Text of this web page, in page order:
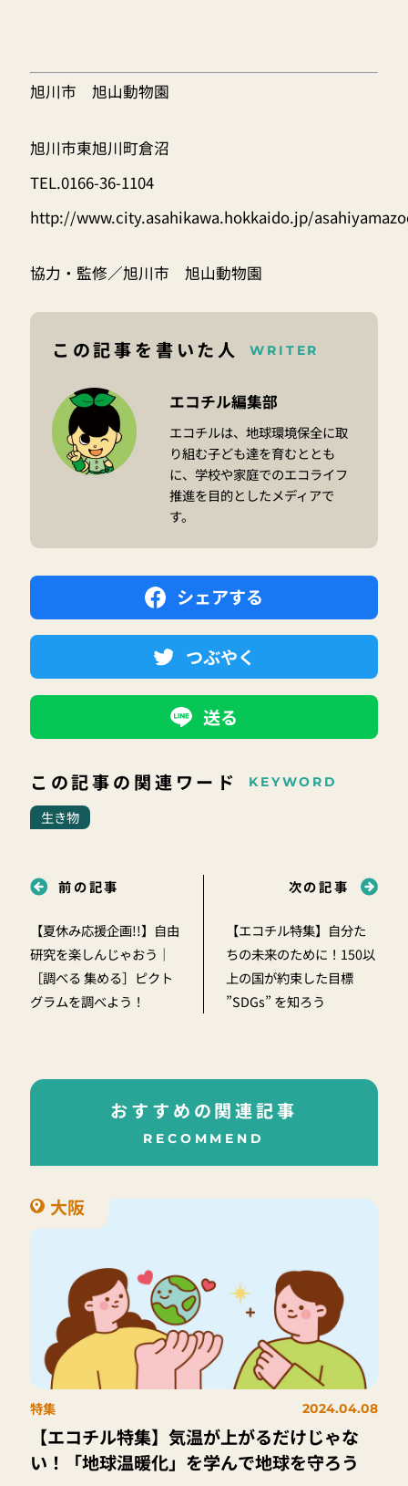
旭川市 旭山動物園
旭川市東旭川町倉沼
TEL.0166-36-1104
http://www.city.asahikawa.hokkaido.jp/
協力・監修／旭川市 旭山動物園
この記事を書いた人 WRITER
エコチル編集部
エコチルは、地球環境保全に取
り組む子ども達を育むととも
に、学校や家庭でのエコライフ
推進を目的としたメディアで
す。
シェアする
つぶやく
送る
この記事の関連ワード KEYWORD
生き物
前の記事
【夏休み応援企画!!】自由
研究を楽しんじゃおう｜
［調べる 集める］ピクト
グラムを調べよう！
次の記事
【エコチル特集】自分た
ちの未来のために！150以
上の国が約束した目標
”SDGs” を知ろう
おすすめの関連記事
RECOMMEND
大阪
特集 2024.04.08
【エコチル特集】気温が上がるだけじゃな
い！「地球温暖化」を学んで地球を守ろう